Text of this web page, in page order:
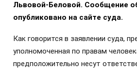
Львовой-Беловой. Сообщение
опубликовано на сайте суда.
Как говорится в заявлении суда,
уполномоченная по правам
предположительно несут